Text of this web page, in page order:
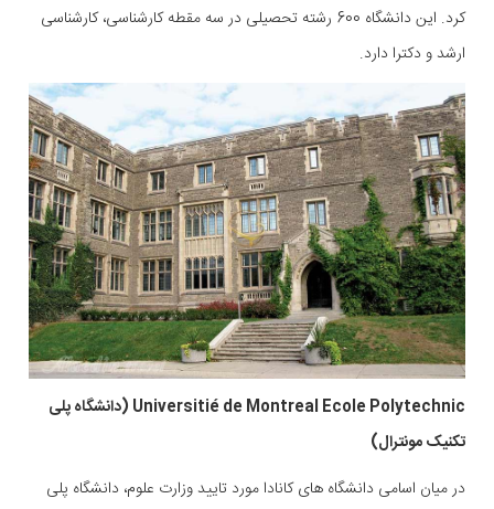
کرد. این دانشگاه 600 رشته تحصیلی در سه مقطه کارشناسی، کارشناسی
ارشد و دکترا دارد.
Universitié de Montreal Ecole Polytechnic (دانشگاه پلی
تکنیک مونترال)
در میان اسامی دانشگاه های کانادا مورد تایید وزارت علوم، دانشگاه پلی